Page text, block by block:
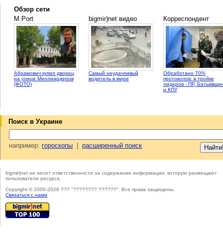
Обзор сети
M Port
Абрамович купил дворец
на улице Миллиардеров
(ФОТО)
bigmir)net видео
Самый неудачливый
водитель в мире
Корреспондент
Обработано 70%
протоколов: в тройке
лидеров - ПР,
и КПУ
Поиск в Украине
например:гороскопы |расширенный поиск
bigmir)net не несет ответственности за содержание информации, которую размещают
пользователи ресурса.
Copyright © 2000-2026 ??? "???????? ??????". Все права защищены.
Cвязаться с нами